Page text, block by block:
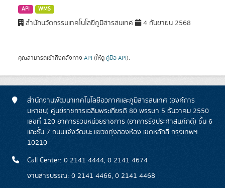
API WMS
สำนักนวัตกรรมเทคโนโลยีภูมิสารสนเทศ 4 กันยายน 2568
คุณสามารถเข้าถึงคลังทาง API (ให้ดู คู่มือ API).
สำนักงานพัฒนาเทคโนโลยีอวกาศและภูมิสารสนเทศ (องค์การ
มหาชน) ศูนย์ราชการเฉลิมพระเกียรติ 80 พรรษา 5 ธันวาคม 2550
เลขที่ 120 อาคารรวมหน่วยราชการ (อาคารรัฐประศาสนภักดี) ชั้น 6
และชั้น 7 ถนนแจ้งวัฒนะ แขวงทุ่งสองห้อง เขตหลักสี่ กรุงเทพฯ
10210
Call Center: 0 2141 4444, 0 2141 4674
งานสารบรรณ: 0 2141 4466, 0 2141 4468